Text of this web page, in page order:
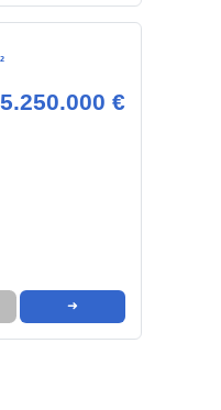
5.250.000 €
➜